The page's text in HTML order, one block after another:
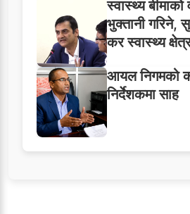
स्वास्थ्य बीमाको
भुक्तानी गरिने,
कर स्वास्थ्य
आयल निगमको
निर्देशकमा साह